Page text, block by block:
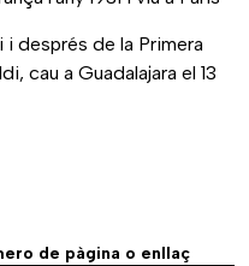
després de la Primera
cau a Guadalajara el 13
de pàgina o enllaç